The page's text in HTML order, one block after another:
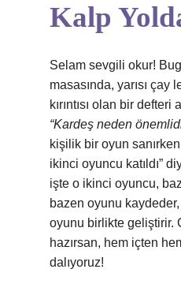
Kalp
Selam sevgili okur!
masasında, yarısı çay
kırıntısı olan bir
“Kardeş neden
kişilik bir oyun
ikinci oyuncu katıldı”
işte o ikinci oyuncu,
bazen oyunu
oyunu birlikte geliştirir.
hazırsan, hem içten
dalıyoruz!